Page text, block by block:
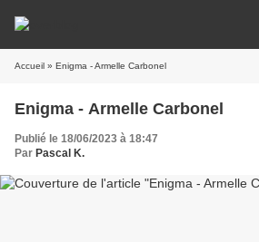
Accueil » Enigma - Armelle Carbonel
Enigma - Armelle Carbonel
Publié le 18/06/2023 à 18:47
Par Pascal K.